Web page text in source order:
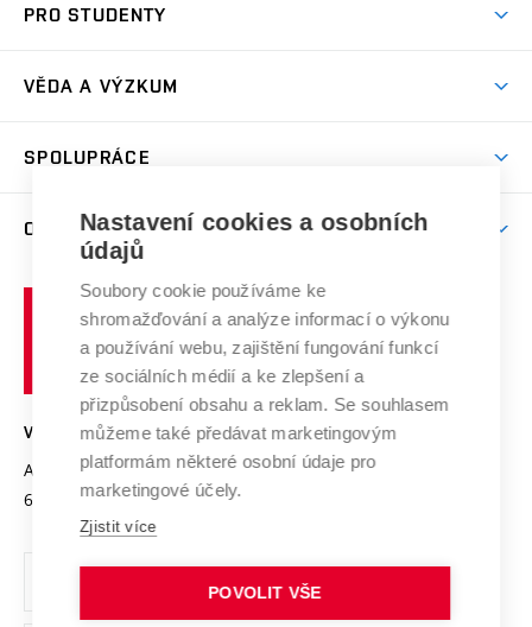
Koleje
Sport na VUT
Dny otevřených dveří
Celoživotní vzdělávání
E-přihláška
PRO STUDENTY
Harmonogram akademického roku
Závěrečné práce
Doktorské studium
Zpracování osobních údajů studentů
Sociální bezpečí
Studium bez bariér
Podpora podnikání
VĚDA A VÝZKUM
Mezinárodní vědecká rada
Systém zajišťování kvality výzkumu
Výzkumné infrastruktury
Transfer znalostí
Open Science
Projekty
Projekty ze strukturálních fondů
Specifický výzkum
SPOLUPRÁCE
Zahraniční spolupráce
Spolupráce se školami
Služby univerzity
Mezinárodní dohody
Univerzitní sítě
O UNIVERZITĚ
Profil univerzity
Udržitelná univerzita
Podnikavá univerzita / ContriBUTe
Bezpečná univerzita
Vyznamenání
Organizační struktura
Ochrana osobních údajů
učení
technické
VYSOKÉ UČENÍ TECHNICKÉ V BRNĚ
Antonínská 548/1
602 00 Brno
www.vut.cz
vut@vutbr.cz
Nastavení cookies a osobních
údajů
Soubory cookie používáme ke
shromažďování a analýze informací o výkonu
a používání webu, zajištění fungování funkcí
ze sociálních médií a ke zlepšení a
přizpůsobení obsahu a reklam. Se souhlasem
můžeme také předávat marketingovým
platformám některé osobní údaje pro
marketingové účely.
Zjistit více
POVOLIT VŠE